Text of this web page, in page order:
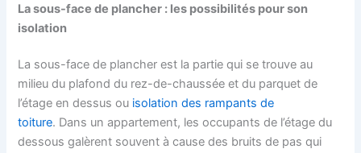
La sous-face de plancher : les possibilités pour son
isolation
La sous-face de plancher est la partie qui se trouve au
milieu du plafond du rez-de-chaussée et du parquet de
l’étage en dessus ou isolation des rampants de
toiture. Dans un appartement, les occupants de l’étage du
dessous galèrent souvent à cause des bruits de pas qui